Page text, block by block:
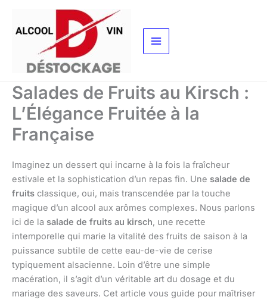
contenu
Salades de Fruits au Kirsch :
L’Élégance Fruitée à la
Française
Imaginez un dessert qui incarne à la fois la fraîcheur
estivale et la sophistication d’un repas fin. Une salade de
fruits classique, oui, mais transcendée par la touche
magique d’un alcool aux arômes complexes. Nous parlons
ici de la salade de fruits au kirsch, une recette
intemporelle qui marie la vitalité des fruits de saison à la
puissance subtile de cette eau-de-vie de cerise
typiquement alsacienne. Loin d’être une simple
macération, il s’agit d’un véritable art du dosage et du
mariage des saveurs. Cet article vous guide pour maîtriser